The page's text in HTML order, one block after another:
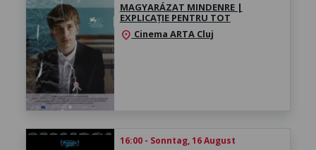
MAGYARÁZAT MINDENRE |
EXPLICAȚIE PENTRU TOT
location_on Cinema ARTA Cluj
16:00 - Sonntag, 16 August